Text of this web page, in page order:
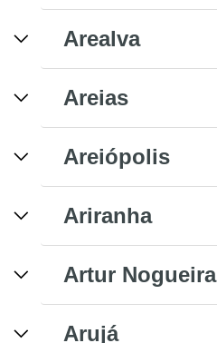
Arealva
Areias
Areiópolis
Ariranha
Artur Nogueira
Arujá